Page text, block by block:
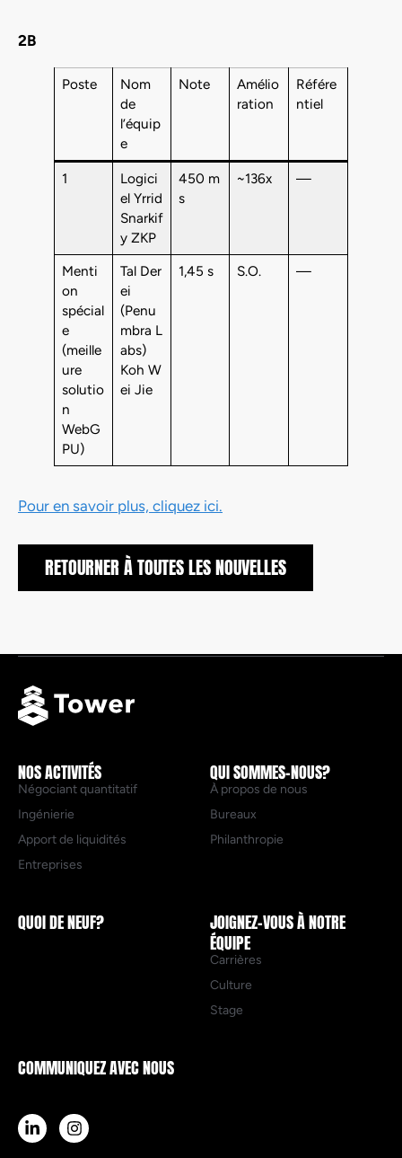
2B
Poste
Nom
de
l’équip
e
Note
Amélio
ration
Référe
ntiel
1
Logici
el Yrrid
Snarkif
y ZKP
450 m
s
~136x —
Menti
on
spécial
e
(meille
ure
solutio
n
WebG
PU)
Tal Der
ei
(Penu
mbra L
abs)
Koh W
ei Jie
1,45 s S.O. —
Pour en savoir plus, cliquez ici.
RETOURNER À TOUTES LES NOUVELLES
NOS ACTIVITÉS
Négociant quantitatif
Ingénierie
Apport de liquidités
Entreprises
QUI SOMMES-NOUS?
À propos de nous
Bureaux
Philanthropie
QUOI DE NEUF?
JOIGNEZ-VOUS À NOTRE
ÉQUIPE
Carrières
Culture
Stage
COMMUNIQUEZ AVEC NOUS